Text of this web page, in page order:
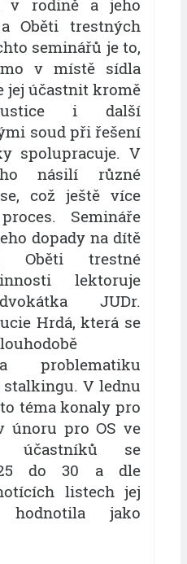
v rodině a jeho
Oběti trestných
seminářů je to,
v místě sídla
jej účastnit kromě
justice i další
soud při řešení
spolupracuje. V
násilí různé
což ještě více
Semináře
dopady na dítě
Oběti trestné
lektoruje
JUDr.
Hrdá, která se
problematiku
V lednu
téma konaly pro
únoru pro OS ve
účastníků se
do 30 a dle
listech jej
jako